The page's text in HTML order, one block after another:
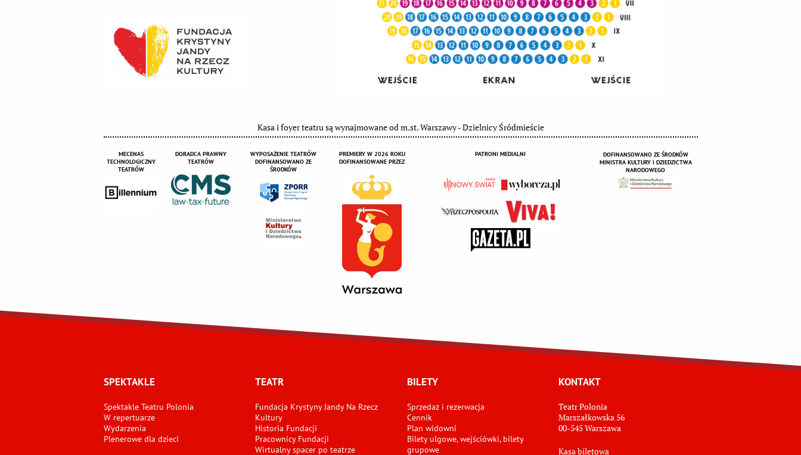
Kasa i foyer teatru są wynajmowane od m.st. Warszawy - Dzielnicy Śródmieście
MECENAS
TECHNOLOGICZNY
TEATRÓW
DORADCA PRAWNY
TEATRÓW
WYPOSAŻENIE TEATRÓW
DOFINANSOWANO ZE
ŚRODKÓW
PREMIERY W 2026 ROKU
DOFINANSOWANE PRZEZ
PATRONI MEDIALNI
DOFINANSOWANO ZE ŚRODKÓW
MINISTRA KULTURY I DZIEDZICTWA
NARODOWEGO
SPEKTAKLE
Spektakle Teatru Polonia
W repertuarze
Wydarzenia
Plenerowe dla dzieci
TEATR
Fundacja Krystyny Jandy Na Rzecz
Kultury
Historia Fundacji
Pracownicy Fundacji
Wirtualny spacer po teatrze
BILETY
Sprzedaż i rezerwacja
Cennik
Plan widowni
Bilety ulgowe, wejściówki, bilety
grupowe
KONTAKT
Teatr Polonia
Marszałkowska 56
00-545 Warszawa
Kasa biletowa